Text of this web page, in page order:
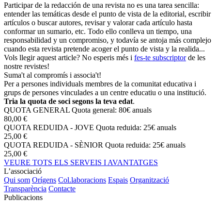
Participar de la redacción de una revista no es una tarea sencilla:
entender las temáticas desde el punto de vista de la editorial, escribir
artículos o buscar autores, revisar y valorar cada artículo hasta
conformar un sumario, etc. Todo ello conlleva un tiempo, una
responsabilidad y un compromiso, y todavía se antoja más complejo
cuando esta revista pretende acoger el punto de vista y la realida...
Vols llegir aquest article? No esperis més i fes-te subscriptor de les
nostre revistes!
Suma't al compromís i associa't!
Per a persones individuals membres de la comunitat educativa i
grups de persones vinculades a un centre educatiu o una institució.
Tria la quota de soci segons la teva edat.
QUOTA GENERAL Quota general: 80€ anuals
80,00 €
QUOTA REDUIDA - JOVE Quota reduida: 25€ anuals
25,00 €
QUOTA REDUIDA - SÈNIOR Quota reduida: 25€ anuals
25,00 €
VEURE TOTS ELS SERVEIS I AVANTATGES
L’associació
Qui som Orígens Col.laboracions Espais Organització
Transparència Contacte
Publicacions